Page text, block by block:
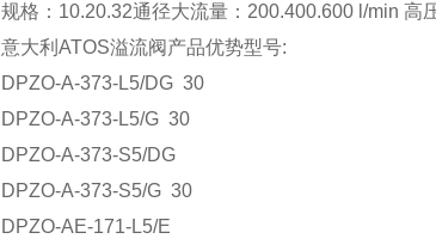
规格：10.20.32通径大流量：200.400.600 l/min 高
意大利ATOS溢流阀产品优势型号:
DPZO-A-373-L5/DG 30
DPZO-A-373-L5/G 30
DPZO-A-373-S5/DG
DPZO-A-373-S5/G 30
DPZO-AE-171-L5/E